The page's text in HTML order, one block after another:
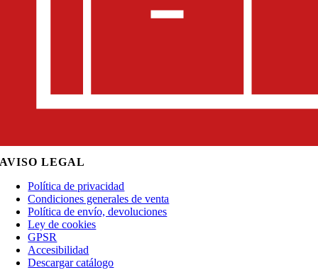
AVISO LEGAL
Política de privacidad
Condiciones generales de venta
Política de envío, devoluciones
Ley de cookies
GPSR
Accesibilidad
Descargar catálogo